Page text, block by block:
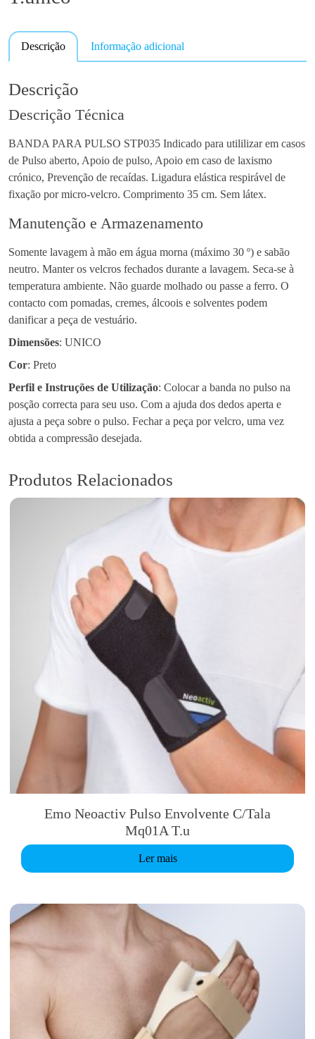
Descrição Informação adicional
Descrição
Descrição Técnica
BANDA PARA PULSO STP035 Indicado para utililizar em casos
de Pulso aberto, Apoio de pulso, Apoio em caso de laxismo
crónico, Prevenção de recaídas. Ligadura elástica respirável de
fixação por micro-velcro. Comprimento 35 cm. Sem látex.
Manutenção e Armazenamento
Somente lavagem à mão em água morna (máximo 30 º) e sabão
neutro. Manter os velcros fechados durante a lavagem. Seca-se à
temperatura ambiente. Não guarde molhado ou passe a ferro. O
contacto com pomadas, cremes, álcoois e solventes podem
danificar a peça de vestuário.
Dimensões: UNICO
Cor: Preto
Perfil e Instruções de Utilização: Colocar a banda no pulso na
posção correcta para seu uso. Com a ajuda dos dedos aperta e
ajusta a peça sobre o pulso. Fechar a peça por velcro, uma vez
obtida a compressão desejada.
Produtos Relacionados
Emo Neoactiv Pulso Envolvente C/Tala
Mq01A T.u
Ler mais